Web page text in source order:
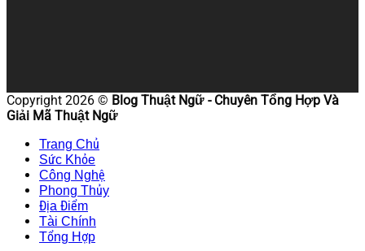
Copyright 2026 © Blog Thuật Ngữ - Chuyên Tổng Hợp Và
Giải Mã Thuật Ngữ
Trang Chủ
Sức Khỏe
Công Nghệ
Phong Thủy
Địa Điểm
Tài Chính
Tổng Hợp